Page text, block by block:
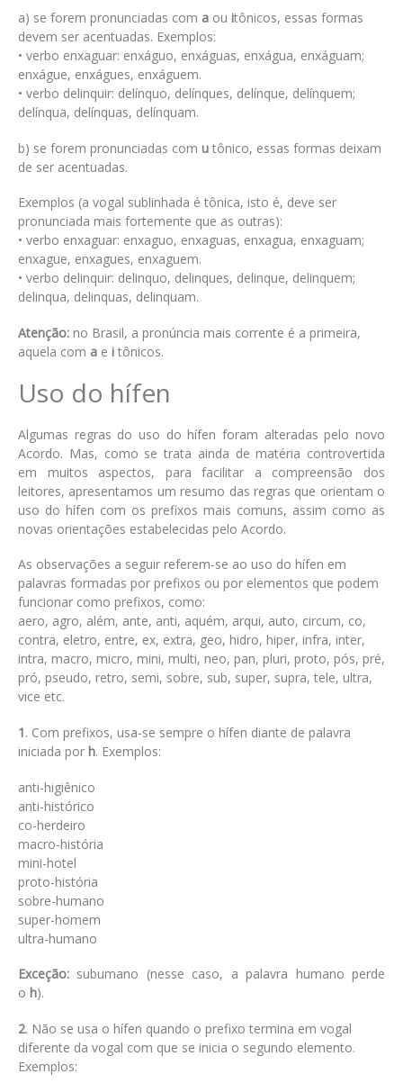
a) se forem pronunciadas com a ou itônicos, essas formas
devem ser acentuadas. Exemplos:
• verbo enxaguar: enxáguo, enxáguas, enxágua, enxáguam;
enxágue, enxágues, enxáguem.
• verbo delinquir: delínquo, delínques, delínque, delínquem;
delínqua, delínquas, delínquam.
b) se forem pronunciadas com u tônico, essas formas deixam
de ser acentuadas.
Exemplos (a vogal sublinhada é tônica, isto é, deve ser
pronunciada mais fortemente que as outras):
• verbo enxaguar: enxaguo, enxaguas, enxagua, enxaguam;
enxague, enxagues, enxaguem.
• verbo delinquir: delinquo, delinques, delinque, delinquem;
delinqua, delinquas, delinquam.
Atenção: no Brasil, a pronúncia mais corrente é a primeira,
aquela com a e i tônicos.
Uso do hífen
Algumas regras do uso do hífen foram alteradas pelo novo
Acordo. Mas, como se trata ainda de matéria controvertida
em muitos aspectos, para facilitar a compreensão dos
leitores, apresentamos um resumo das regras que orientam o
uso do hífen com os prefixos mais comuns, assim como as
novas orientações estabelecidas pelo Acordo.
As observações a seguir referem-se ao uso do hífen em
palavras formadas por prefixos ou por elementos que podem
funcionar como prefixos, como:
aero, agro, além, ante, anti, aquém, arqui, auto, circum, co,
contra, eletro, entre, ex, extra, geo, hidro, hiper, infra, inter,
intra, macro, micro, mini, multi, neo, pan, pluri, proto, pós, pré,
pró, pseudo, retro, semi, sobre, sub, super, supra, tele, ultra,
vice etc.
1. Com prefixos, usa-se sempre o hífen diante de palavra
iniciada por h. Exemplos:
anti-higiênico
anti-histórico
co-herdeiro
macro-história
mini-hotel
proto-história
sobre-humano
super-homem
ultra-humano
Exceção: subumano (nesse caso, a palavra humano perde
o h).
2. Não se usa o hífen quando o prefixo termina em vogal
diferente da vogal com que se inicia o segundo elemento.
Exemplos: